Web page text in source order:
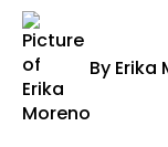
By Erika